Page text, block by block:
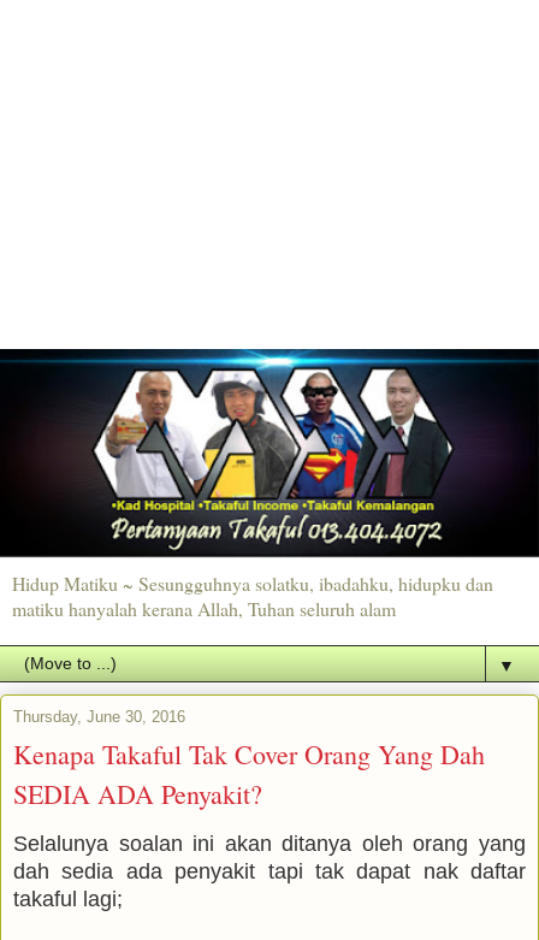
Hidup Matiku ~ Sesungguhnya solatku, ibadahku, hidupku dan
matiku hanyalah kerana Allah, Tuhan seluruh alam
▼
Thursday, June 30, 2016
Kenapa Takaful Tak Cover Orang Yang Dah
SEDIA ADA Penyakit?
Selalunya soalan ini akan ditanya oleh orang yang
dah sedia ada penyakit tapi tak dapat nak daftar
takaful lagi;